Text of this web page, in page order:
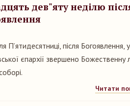
дев"яту неділю
П’ятидесятниці, після Богоявлення,
єпархії звершено Божественну
Читати